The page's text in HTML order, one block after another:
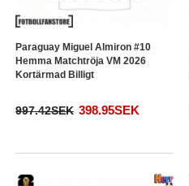
Paraguay Miguel Almiron #10
Hemma Matchtröja VM 2026
Kortärmad Billigt
997.42SEK 398.95SEK